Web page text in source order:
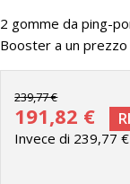
2 gomme da ping-
Booster a un prezzo
239,77 €
191,82 €
Invece di 239,77 €